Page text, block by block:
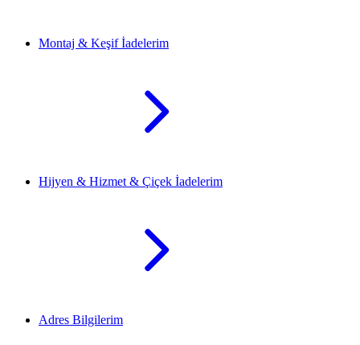
Montaj & Keşif İadelerim
Hijyen & Hizmet & Çiçek İadelerim
Adres Bilgilerim